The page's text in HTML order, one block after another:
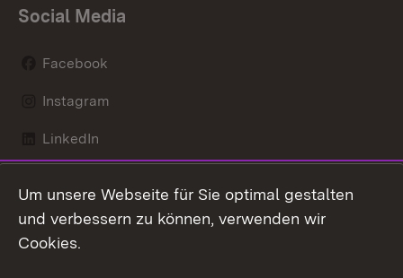
Social Media
Facebook
Instagram
LinkedIn
X / Twitter
Youtube
Um unsere Webseite für Sie optimal gestalten
und verbessern zu können, verwenden wir
Cookies.